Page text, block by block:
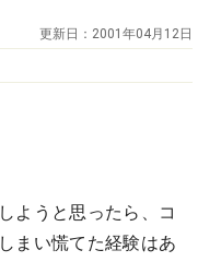
更新日： 2001年04月12日
ようと思ったら、コ
まい慌てた経験はあ